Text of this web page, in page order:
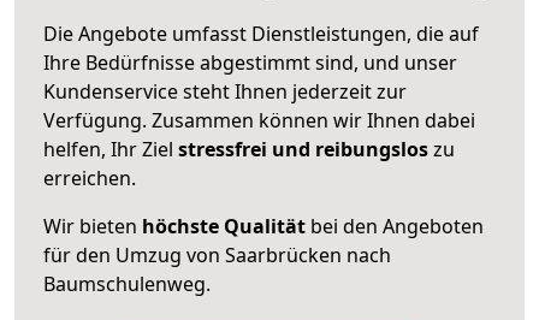
Die Angebote umfasst Dienstleistungen, die auf
Ihre Bedürfnisse abgestimmt sind, und unser
Kundenservice steht Ihnen jederzeit zur
Verfügung. Zusammen können wir Ihnen dabei
helfen, Ihr Ziel stressfrei und reibungsloszu
erreichen.
Wir bieten höchste Qualität bei den Angeboten
für den Umzug von Saarbrücken nach
Baumschulenweg.